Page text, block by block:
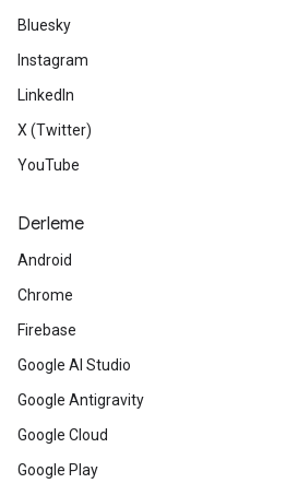
Bluesky
Instagram
LinkedIn
X (Twitter)
YouTube
Derleme
Android
Chrome
Firebase
Google AI Studio
Google Antigravity
Google Cloud
Google Play